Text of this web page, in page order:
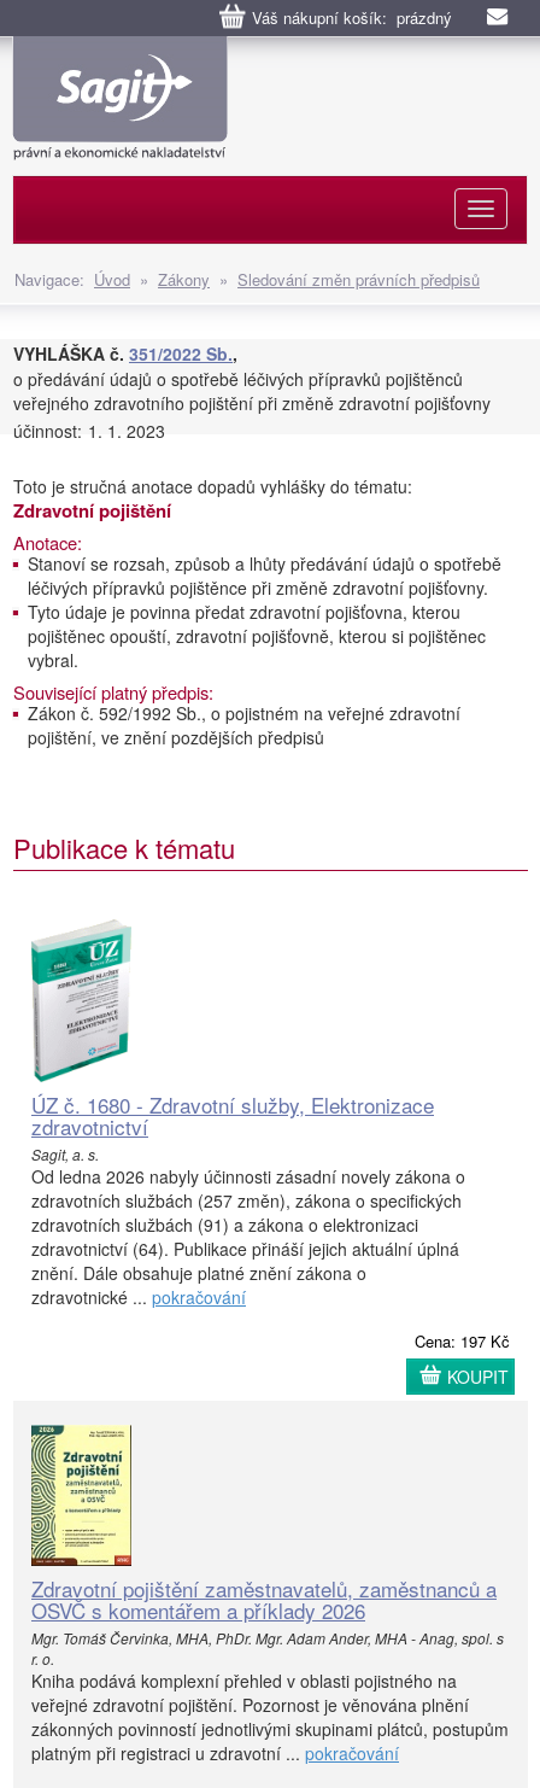
Váš nákupní košík: prázdný
Navigace: Úvod » Zákony » Sledování změn právních předpisů
VYHLÁŠKA č. 351/2022 Sb.,
o předávání údajů o spotřebě léčivých přípravků pojištěnců
veřejného zdravotního pojištění při změně zdravotní pojišťovny
účinnost: 1. 1. 2023
Toto je stručná anotace dopadů vyhlášky do tématu:
Zdravotní pojištění
Anotace:
Stanoví se rozsah, způsob a lhůty předávání údajů o spotřebě
léčivých přípravků pojištěnce při změně zdravotní pojišťovny.
Tyto údaje je povinna předat zdravotní pojišťovna, kterou
pojištěnec opouští, zdravotní pojišťovně, kterou si pojištěnec
vybral.
Související platný předpis:
Zákon č. 592/1992 Sb., o pojistném na veřejné zdravotní
pojištění, ve znění pozdějších předpisů
Publikace k tématu
ÚZ č. 1680 - Zdravotní služby, Elektronizace
zdravotnictví
Sagit, a. s.
Od ledna 2026 nabyly účinnosti zásadní novely zákona o
zdravotních službách (257 změn), zákona o specifických
zdravotních službách (91) a zákona o elektronizaci
zdravotnictví (64). Publikace přináší jejich aktuální úplná
znění. Dále obsahuje platné znění zákona o
zdravotnické ... pokračování
Cena: 197 Kč
KOUPIT
Zdravotní pojištění zaměstnavatelů, zaměstnanců a
OSVČ s komentářem a příklady 2026
Mgr. Tomáš Červinka, MHA, PhDr. Mgr. Adam Ander, MHA - Anag, spol. s
r. o.
Kniha podává komplexní přehled v oblasti pojistného na
veřejné zdravotní pojištění. Pozornost je věnována plnění
zákonných povinností jednotlivými skupinami plátců, postupům
platným při registraci u zdravotní ... pokračování